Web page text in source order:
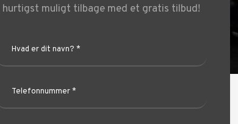
hurtigst muligt tilbage med et gratis tilbud!